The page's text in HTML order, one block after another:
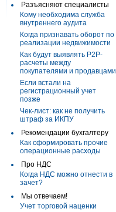
Разъясняют специалисты
Кому необходима служба
внутреннего аудита
Когда признавать оборот по
реализации недвижимости
Как будут выявлять P2P-
расчеты между
покупателями и продавцами
Если встали на
регистрационный учет
позже
Чек-лист: как не получить
штраф за ИКПУ
Рекомендации бухгалтеру
Как сформировать прочие
операционные расходы
Про НДС
Когда НДС можно отнести в
зачет?
Мы отвечаем!
Учет торговой наценки